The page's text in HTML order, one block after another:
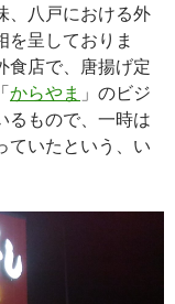
、八戸における外
を呈しておりま
食店で、唐揚げ定
からやま 」のビジ
るもので、一時は
ていたという、い